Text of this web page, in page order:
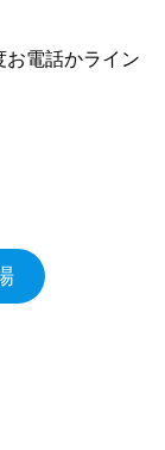
お電話かライン